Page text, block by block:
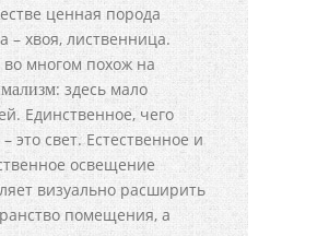
ценная порода
– хвоя, лиственница.
во многом похож на
: здесь мало
Единственное, чего
это свет. Естественное и
освещение
визуально расширить
помещения, а